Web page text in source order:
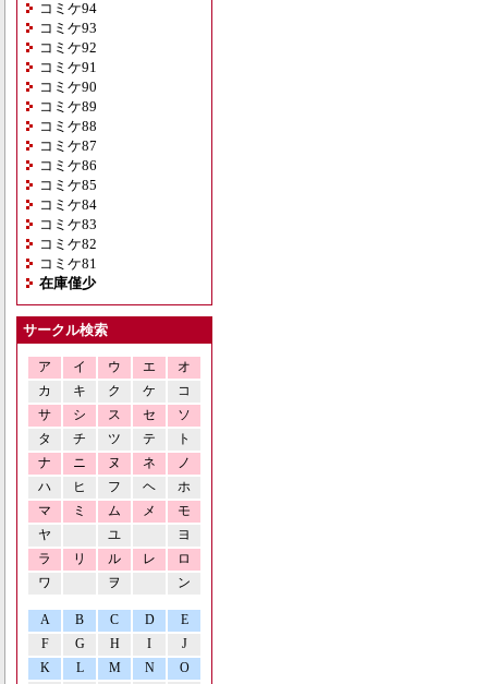
コミケ94
コミケ93
コミケ92
コミケ91
コミケ90
コミケ89
コミケ88
コミケ87
コミケ86
コミケ85
コミケ84
コミケ83
コミケ82
コミケ81
在庫僅少
サークル検索
ア イ ウ エ
オ
カ
キ ク ケ
コ
サ
シ ス セ
ソ
タ
チ ツ テ
ト
ナ
ニ ヌ ネ
ノ
ハ
ヒ フ ヘ
ホ
マ
ミ ム メ
モ
ヤ
ユ
ヨ
ラ
リ ル レ
ロ
ワ
ヲ ン
A B C D
E
F
G H I
J
K
L M N O